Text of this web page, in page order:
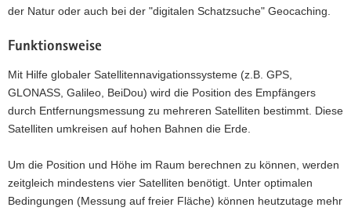
der Natur oder auch bei der "digitalen Schatzsuche" Geocaching.
Funktionsweise
Mit Hilfe globaler Satellitennavigationssysteme (z.B. GPS,
GLONASS, Galileo, BeiDou) wird die Position des Empfängers
durch Entfernungsmessung zu mehreren Satelliten bestimmt. Diese
Satelliten umkreisen auf hohen Bahnen die Erde.
Um die Position und Höhe im Raum berechnen zu können, werden
zeitgleich mindestens vier Satelliten benötigt. Unter optimalen
Bedingungen (Messung auf freier Fläche) können heutzutage mehr